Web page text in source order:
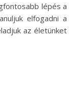
lépés a
elfogadni a
az életünket